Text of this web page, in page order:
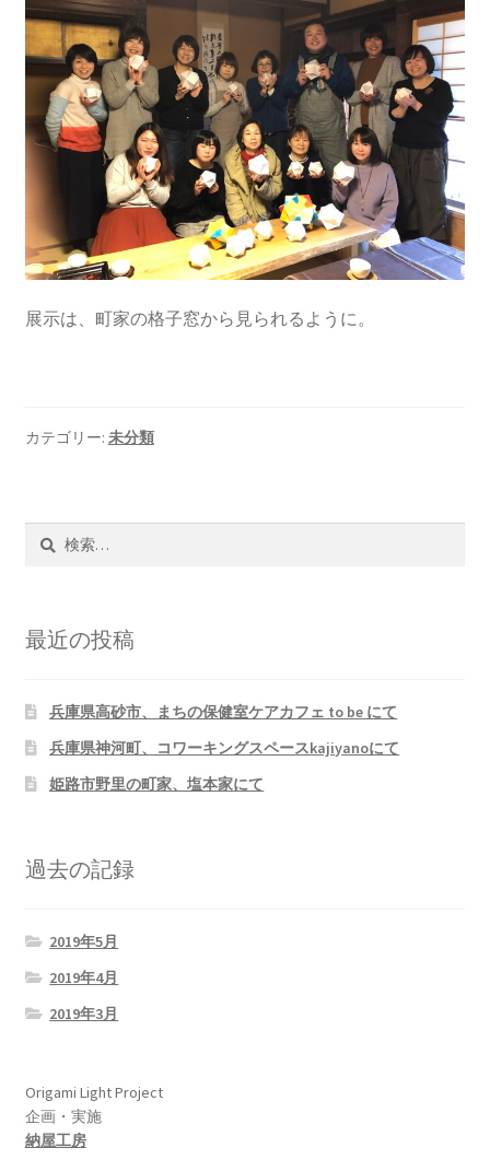
展示は、町家の格子窓から見られるように。
カテゴリー: 未分類
最近の投稿
兵庫県高砂市、まちの保健室ケアカフェ to be にて
兵庫県神河町、コワーキングスペースkajiyanoにて
姫路市野里の町家、塩本家にて
過去の記録
2019年5月
2019年4月
2019年3月
Origami Light Project
企画・実施
納屋工房